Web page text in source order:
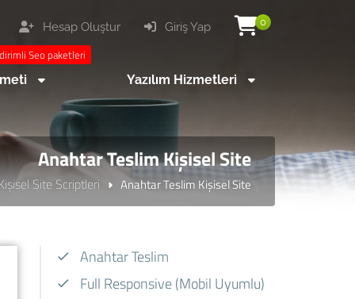
0
Giriş Yap
Hesap Oluştur
Seo paketleri
Yazılım Hizmetleri
Anahtar Teslim Kişisel Site
Site Scriptleri Anahtar Teslim Kişisel Site
Anahtar Teslim
Full Responsive (Mobil Uyumlu)